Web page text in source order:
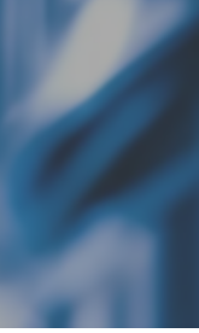
自動車
半導体
産業機
油圧機器